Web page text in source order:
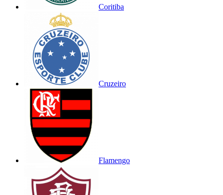
Coritiba
Cruzeiro
Flamengo